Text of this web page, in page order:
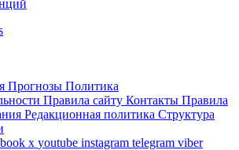
Прогнозы Политика
Правила сайту Контакты Правила
Редакционная политика Структура
x youtube instagram telegram viber